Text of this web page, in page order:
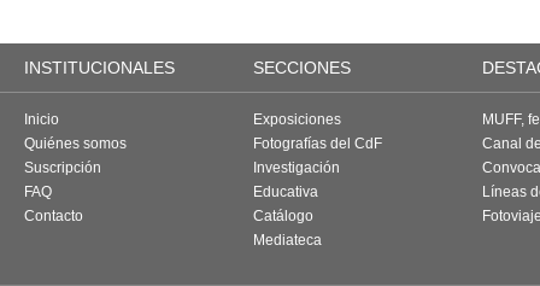
INSTITUCIONALES SECCIONES
Inicio
Quiénes somos
Suscripción
FAQ
Contacto
Exposiciones
Fotografías del CdF
Investigación
Educativa
Catálogo
Mediateca
MUFF,
Canal
Líneas